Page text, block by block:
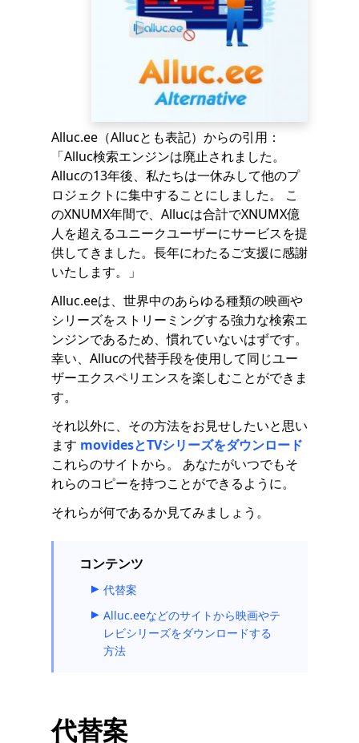
Alluc.ee（Allucとも表記）からの引用：
「Alluc検索エンジンは廃止されました。
Allucの13年後、私たちは一休みして他のプ
ロジェクトに集中することにしました。 こ
のXNUMX年間で、Allucは合計でXNUMX億
人を超えるユニークユーザーにサービスを提
供してきました。長年にわたるご支援に感謝
いたします。」
Alluc.eeは、世界中のあらゆる種類の映画や
シリーズをストリーミングする強力な検索エ
ンジンであるため、慣れていないはずです。
幸い、Allucの代替手段を使用して同じユー
ザーエクスペリエンスを楽しむことができま
す。
それ以外に、その方法をお見せしたいと思い
ます movidesとTVシリーズをダウンロード
これらのサイトから。 あなたがいつでもそ
れらのコピーを持つことができるように。
それらが何であるか見てみましょう。
コンテンツ
代替案
Alluc.eeなどのサイトから映画やテ
レビシリーズをダウンロードする
方法
代替案